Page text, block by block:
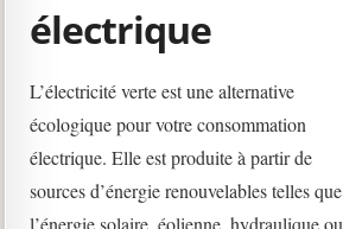
électrique
L’électricité verte est une alternative
écologique pour votre consommation
électrique. Elle est produite à partir de
sources d’énergie renouvelables telles que
l’énergie solaire, éolienne, hydraulique ou